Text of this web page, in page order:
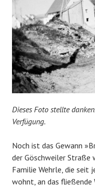
Dieses Foto stellte
Verfügung.
Noch ist das Gewann
der Göschweiler Straße
Familie Wehrle, die seit
wohnt, an das fließende